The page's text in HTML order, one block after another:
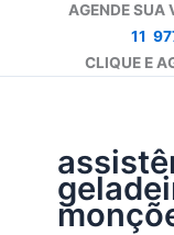
AGENDE SUA
11
CLIQUE E